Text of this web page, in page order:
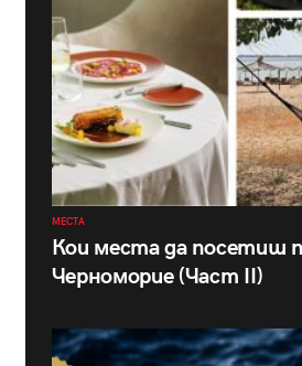
МЕСТА
Кои места да посетиш
Черноморие (Част II)